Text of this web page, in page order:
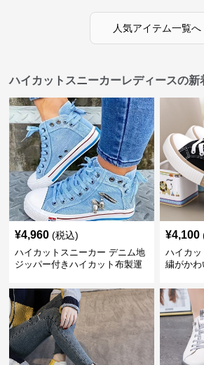
かわいい
人気アイテム一覧へ
ハイカットスニーカーレディースの新
¥4,960 (税込)
ハイカットスニーカー デニム地
ジッパー付きハイカット布製運
¥4,100
ハイカ
繍がかわ